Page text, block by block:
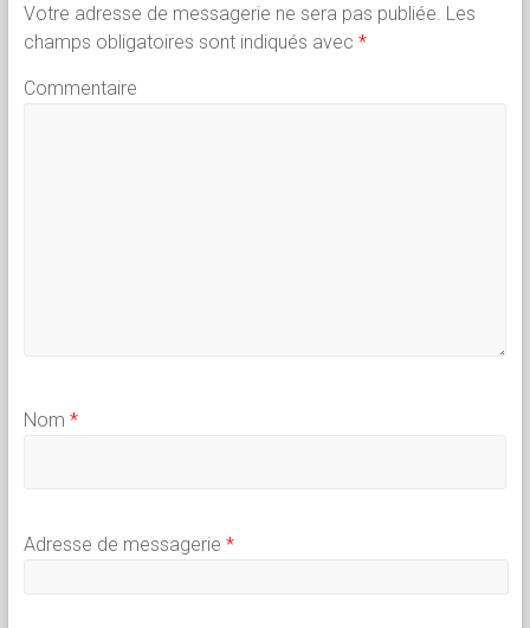
Votre adresse de messagerie ne sera pas publiée. Les
champs obligatoires sont indiqués avec *
Commentaire
Nom *
Adresse de messagerie *